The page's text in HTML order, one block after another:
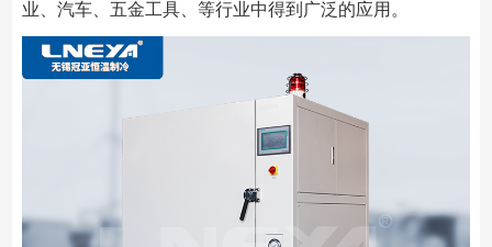
业、汽车、五金工具、等行业中得到广泛的应用。